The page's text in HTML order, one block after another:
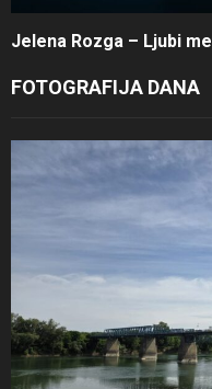
Jelena Rozga – Ljubi me
FOTOGRAFIJA DANA